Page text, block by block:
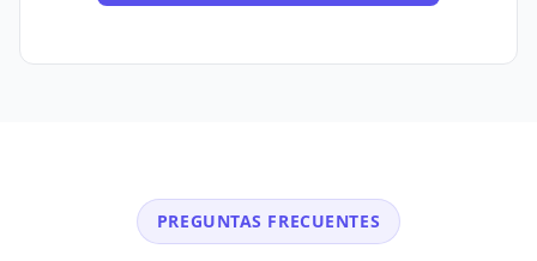
PREGUNTAS FRECUENTES